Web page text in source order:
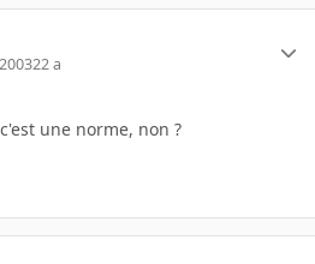
22 a
une norme, non ?